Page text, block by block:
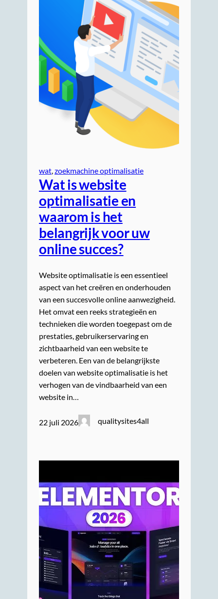
wat, zoekmachine optimalisatie
Wat is website
optimalisatie en
waarom is het
belangrijk voor uw
online succes?
Website optimalisatie is een essentieel
aspect van het creëren en onderhouden
van een succesvolle online aanwezigheid.
Het omvat een reeks strategieën en
technieken die worden toegepast om de
prestaties, gebruikerservaring en
zichtbaarheid van een website te
verbeteren. Een van de belangrijkste
doelen van website optimalisatie is het
verhogen van de vindbaarheid van een
website in…
22 juli 2026 qualitysites4all